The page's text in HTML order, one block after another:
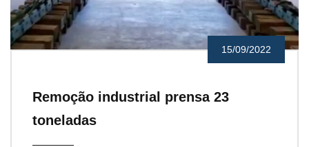
15/09/2022
Remoção industrial prensa 23
toneladas